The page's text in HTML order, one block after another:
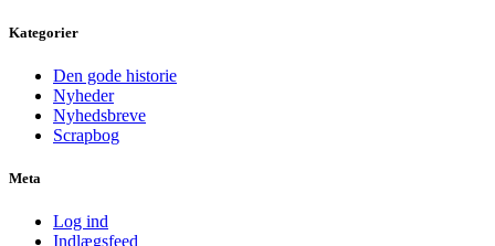
Kategorier
Den gode historie
Nyheder
Nyhedsbreve
Scrapbog
Meta
Log ind
Indlægsfeed